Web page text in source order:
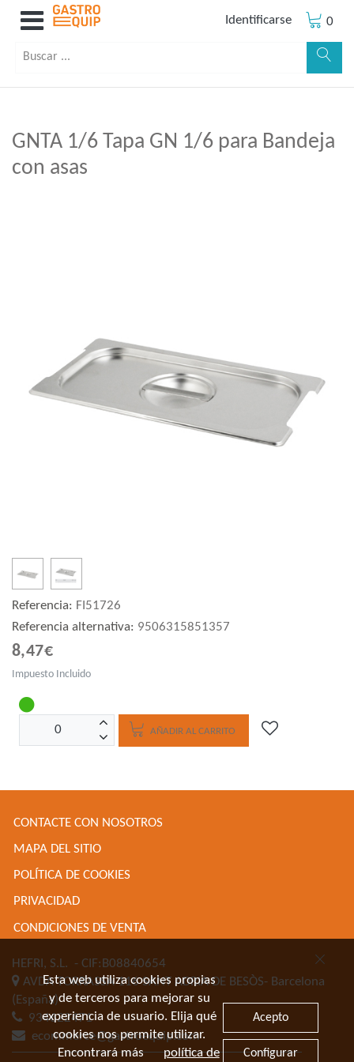
Identificarse 0
GNTA 1/6 Tapa GN 1/6 para Bandeja
con asas
Referencia: FI51726
Referencia alternativa: 9506315851357
8,47€
Impuesto Incluido
AÑADIR AL CARRITO
CONTACTE CON NOSOTROS
MAPA DEL SITIO
POLÍTICA DE COOKIES
PRIVACIDAD
CONDICIONES DE VENTA
HEFRI, S.L. - CIF:B08840654
AVDA TORRASSA 116SANT ADRIA DE BESÒS- Barcelona
(España)
934622471
ecommerce@gastroequip.com
Esta web utiliza cookies propias
y de terceros para mejorar su
experiencia de usuario. Elija qué
cookies nos permite utilizar.
Encontrará más
política de
Acepto
Configurar